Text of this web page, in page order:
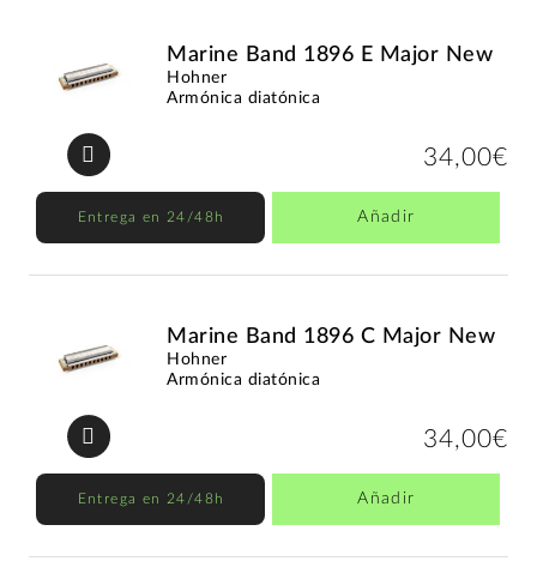
Marine Band 1896 E Major New
Hohner
Armónica diatónica
34,00€
Entrega en 24/48h Añadir
Marine Band 1896 C Major New
Hohner
Armónica diatónica
34,00€
Entrega en 24/48h Añadir